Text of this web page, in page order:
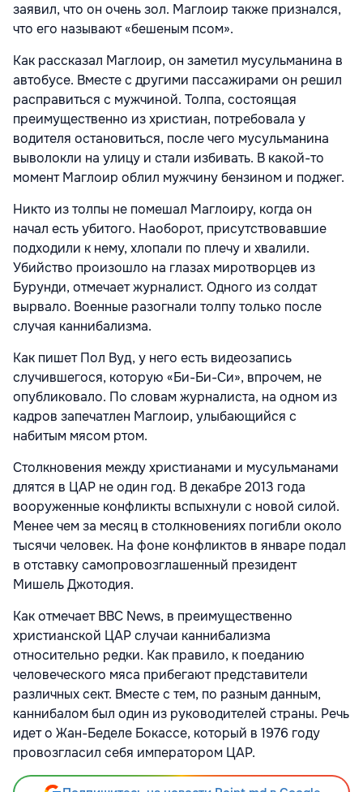
заявил, что он очень зол. Маглоир также признался,
что его называют «бешеным псом».
Как рассказал Маглоир, он заметил мусульманина в
автобусе. Вместе с другими пассажирами он решил
расправиться с мужчиной. Толпа, состоящая
преимущественно из христиан, потребовала у
водителя остановиться, после чего мусульманина
выволокли на улицу и стали избивать. В какой-то
момент Маглоир облил мужчину бензином и поджег.
Никто из толпы не помешал Маглоиру, когда он
начал есть убитого. Наоборот, присутствовавшие
подходили к нему, хлопали по плечу и хвалили.
Убийство произошло на глазах миротворцев из
Бурунди, отмечает журналист. Одного из солдат
вырвало. Военные разогнали толпу только после
случая каннибализма.
Как пишет Пол Вуд, у него есть видеозапись
случившегося, которую «Би-Би-Си», впрочем, не
опубликовало. По словам журналиста, на одном из
кадров запечатлен Маглоир, улыбающийся с
набитым мясом ртом.
Столкновения между христианами и мусульманами
длятся в ЦАР не один год. В декабре 2013 года
вооруженные конфликты вспыхнули с новой силой.
Менее чем за месяц в столкновениях погибли около
тысячи человек. На фоне конфликтов в январе подал
в отставку самопровозглашенный президент
Мишель Джотодия.
Как отмечает BBC News, в преимущественно
христианской ЦАР случаи каннибализма
относительно редки. Как правило, к поеданию
человеческого мяса прибегают представители
различных сект. Вместе с тем, по разным данным,
каннибалом был один из руководителей страны. Речь
идет о Жан-Беделе Бокассе, который в 1976 году
провозгласил себя императором ЦАР.